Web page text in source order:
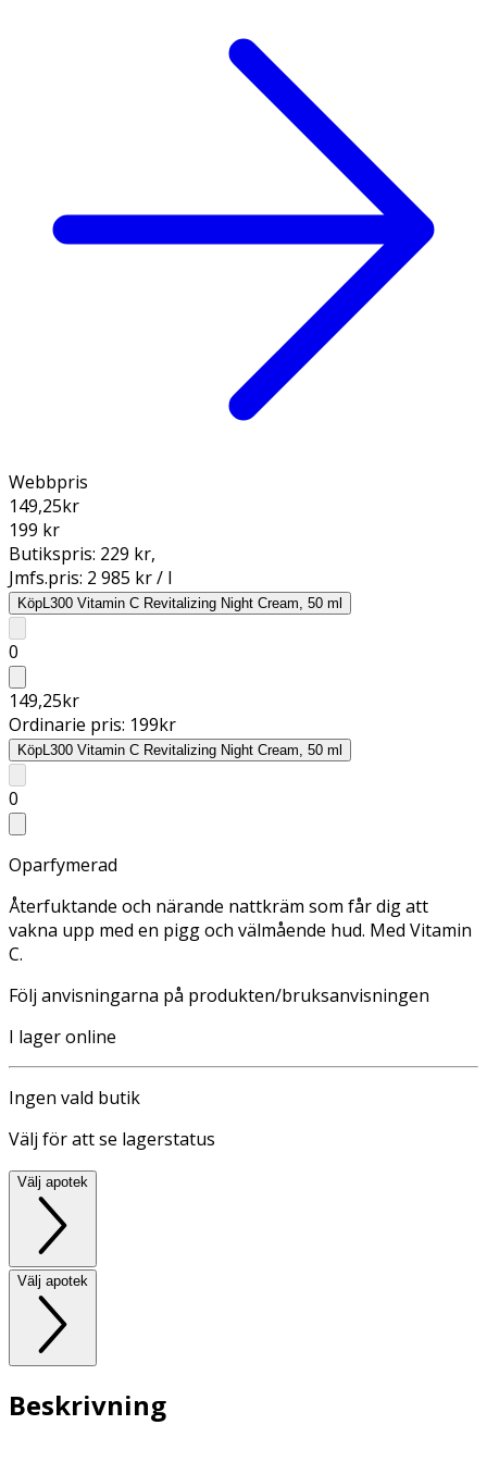
Webbpris
149,25kr
199 kr
Butikspris: 229 kr,
Jmfs.pris: 2 985 kr / l
KöpL300 Vitamin C Revitalizing Night Cream, 50 ml
0
149,25kr
Ordinarie pris: 199kr
KöpL300 Vitamin C Revitalizing Night Cream, 50 ml
0
Oparfymerad
Återfuktande och närande nattkräm som får dig att
vakna upp med en pigg och välmående hud. Med Vitamin
C.
Följ anvisningarna på produkten/bruksanvisningen
I lager online
Ingen vald butik
Välj för att se lagerstatus
Välj apotek
Välj apotek
Beskrivning